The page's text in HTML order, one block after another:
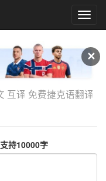
✕
捷
克
在
线
互译 免费捷克语翻译
持10000字